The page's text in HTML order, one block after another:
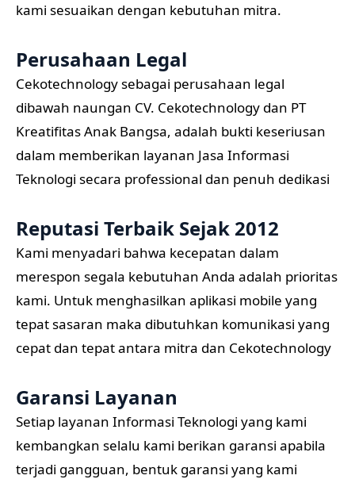
kami sesuaikan dengan kebutuhan mitra.
Perusahaan Legal
Cekotechnology sebagai perusahaan legal
dibawah naungan CV. Cekotechnology dan PT
Kreatifitas Anak Bangsa, adalah bukti keseriusan
dalam memberikan layanan Jasa Informasi
Teknologi secara professional dan penuh dedikasi
Reputasi Terbaik Sejak 2012
Kami menyadari bahwa kecepatan dalam
merespon segala kebutuhan Anda adalah prioritas
kami. Untuk menghasilkan aplikasi mobile yang
tepat sasaran maka dibutuhkan komunikasi yang
cepat dan tepat antara mitra dan Cekotechnology
Garansi Layanan
Setiap layanan Informasi Teknologi yang kami
kembangkan selalu kami berikan garansi apabila
terjadi gangguan, bentuk garansi yang kami